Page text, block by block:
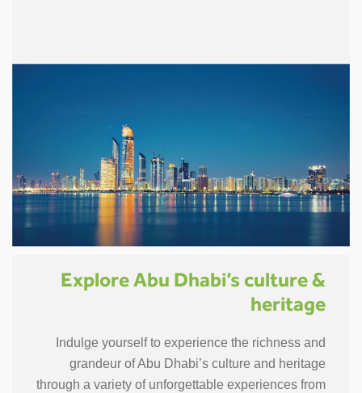
Explore Abu Dhabi’s culture &
heritage
Indulge yourself to experience the richness and
grandeur of Abu Dhabi’s culture and heritage
through a variety of unforgettable experiences from